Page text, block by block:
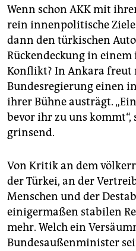
Wenn schon AKK mit
rein innenpolitische
dann den türkischen
Rückendeckung in
Konflikt? In Ankara freut
Bundesregierung einen
ihrer Bühne austrägt.
bevor ihr zu uns kommt“,
grinsend.
Von Kritik an dem
der Türkei, an der
Menschen und der
einigermaßen stabilen
mehr. Welch ein
Bundesaußenminister